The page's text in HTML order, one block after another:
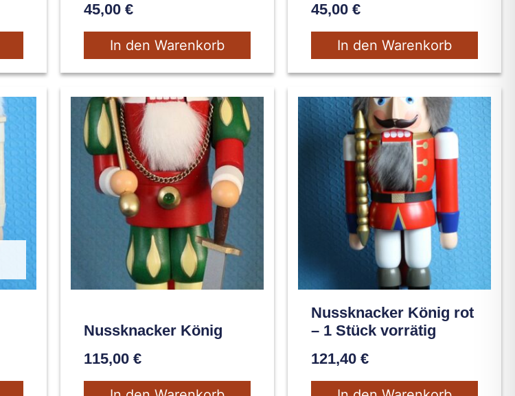
45,00 €
In den Warenkorb
45,00 €
In den Warenkorb
Nussknacker König
115,00 €
Nussknacker König rot
– 1 Stück vorrätig
121,40 €